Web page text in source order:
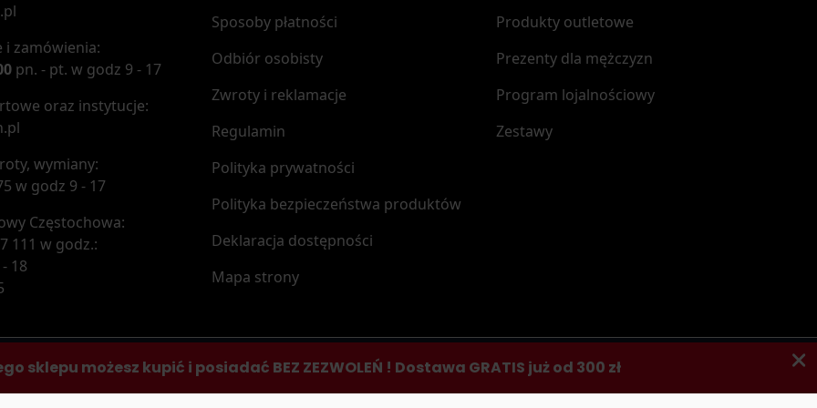
zamówienia:
pn. - pt. w godz 9 - 17
oraz instytucje:
wymiany:
w godz 9 - 17
Częstochowa:
111 w godz.:
18
Sposoby płatności
Odbiór osobisty
Zwroty i reklamacje
Regulamin
Polityka prywatności
Polityka bezpieczeństwa produktów
Deklaracja dostępności
Mapa strony
Produkty outletowe
Prezenty dla mężczyzn
Program lojalnościowy
Zestawy
Obserwuj nas: